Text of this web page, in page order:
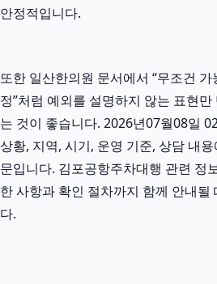
안정적입니다.
또한 일산한의원 문서에서 “무조건 가
정”처럼 예외를 설명하지 않는 표현
는 것이 좋습니다. 2026년07월08일
상황, 지역, 시기, 운영 기준, 상담 내
문입니다. 김포공항주차대행 관련 정
한 사항과 확인 절차까지 함께 안내될
다.